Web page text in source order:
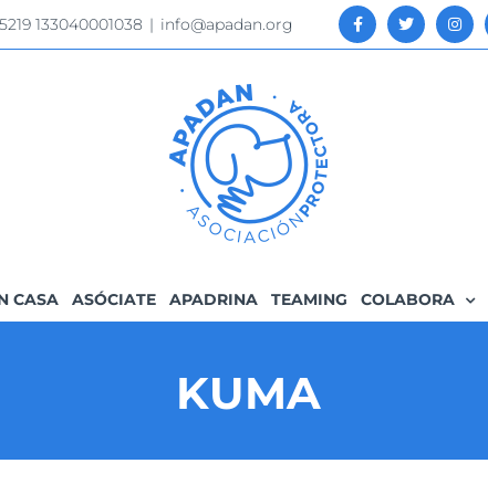
133040001038 | info@apadan.org
CASA ASÓCIATE APADRINA TEAMING COLABORA
KUMA